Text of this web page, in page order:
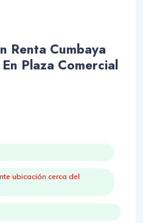
Renta Cumbaya
Plaza Comercial
ubicación cerca del